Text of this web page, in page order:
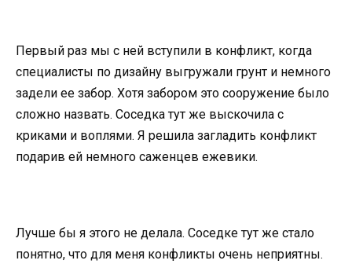
Первый раз мы с ней вступили в конфликт, когда
специалисты по дизайну выгружали грунт и немного
задели ее забор. Хотя забором это сооружение было
сложно назвать. Соседка тут же выскочила с
криками и воплями. Я решила загладить конфликт
подарив ей немного саженцев ежевики.
Лучше бы я этого не делала. Соседке тут же стало
понятно, что для меня конфликты очень неприятны.